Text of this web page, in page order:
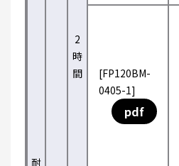
耐
2
時
間
[FP120BM-
0405-1]
pdf